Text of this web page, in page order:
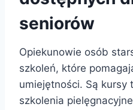
seniorów
Opiekunowie osób
szkoleń, które
umiejętności. Są kursy
szkolenia